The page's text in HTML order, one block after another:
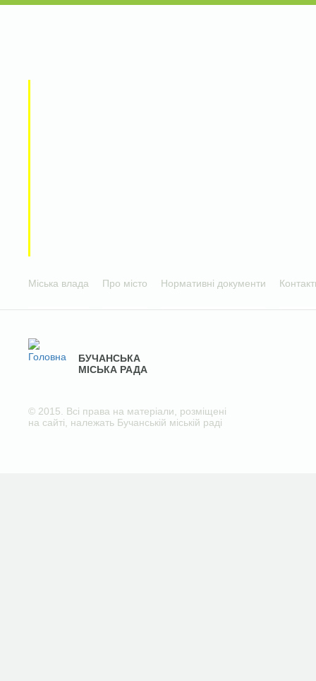
Міська влада Про місто Нормативні документи
БУЧАНСЬКА
МІСЬКА РАДА
© 2015. Всі права на матеріали, розміщені
на сайті, належать Бучанській міській раді